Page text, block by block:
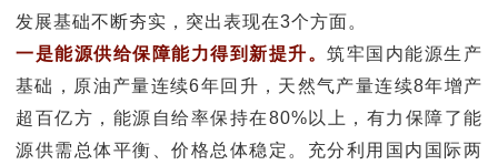
建
发展基础不断夯实，突出表现在3个方面。
一是能源供给保障能力得到新提升。筑牢国内能源生产
基础，原油产量连续6年回升，天然气产量连续8年增产
超百亿方，能源自给率保持在80%以上，有力保障了能
源供需总体平衡、价格总体稳定。充分利用国内国际两